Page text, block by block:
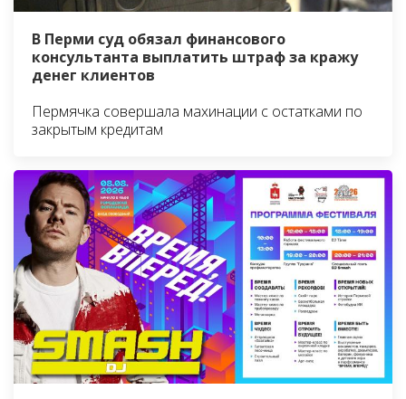
В Перми суд обязал финансового
консультанта выплатить штраф за кражу
денег клиентов
Пермячка совершала махинации с остатками по
закрытым кредитам